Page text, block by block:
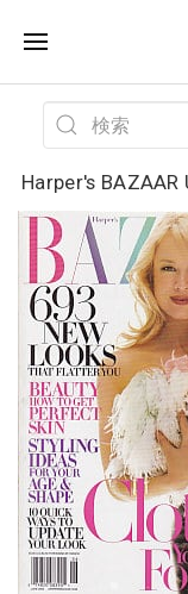
Harper's BAZAAR